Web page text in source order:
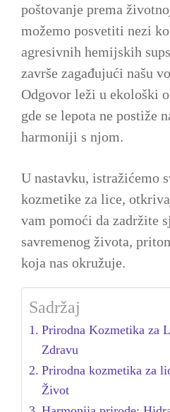
poštovanje prema
možemo posvetiti nezi
agresivnih hemijskih
završe zagađujući našu
Odgovor leži u ekološki
gde se lepota ne postiže
harmoniji s njom.
U nastavku, istražićemo
kozmetike za lice,
vam pomoći da zadržite
savremenog života,
koja nas okružuje.
Sadržaj
Prirodna Kozmetika za
Zdravu
Prirodna kozmetika za
Život